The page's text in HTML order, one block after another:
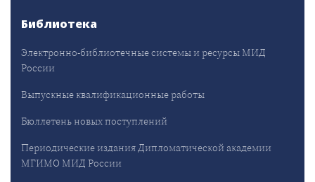
Библиотека
Электронно-библиотечные системы и ресурсы МИД
России
Выпускные квалификационные работы
Бюллетень новых поступлений
Периодические издания Дипломатической академии
МГИМО МИД России